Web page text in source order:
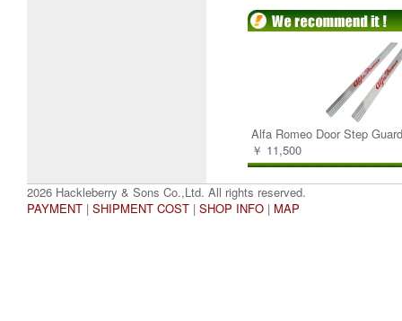
Alfa Romeo Door Step
￥ 11,500
2026 Hackleberry & Sons Co.,Ltd. All rights reserved.
PAYMENT | SHIPMENT COST | SHOP INFO | MAP